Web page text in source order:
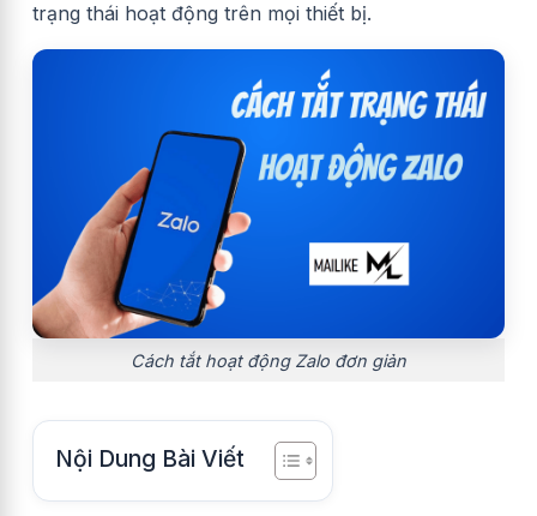
trạng thái hoạt động trên mọi thiết bị.
Cách tắt hoạt động Zalo đơn giản
Nội Dung Bài Viết